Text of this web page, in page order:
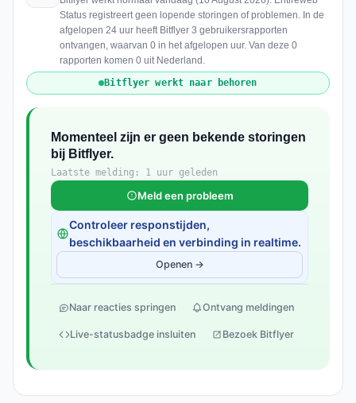
Status registreert geen lopende storingen of problemen. In de
afgelopen 24 uur heeft Bitflyer 3 gebruikersrapporten
ontvangen, waarvan 0 in het afgelopen uur. Van deze 0
rapporten komen 0 uit Nederland.
Bitflyer werkt naar behoren
Momenteel zijn er geen bekende storingen
bij Bitflyer.
Laatste melding: 1 uur geleden
Meld een probleem
Controleer responstijden,
beschikbaarheid en verbinding in realtime.
Openen →
Naar reacties springen Ontvang meldingen
Live-statusbadge insluiten Bezoek Bitflyer